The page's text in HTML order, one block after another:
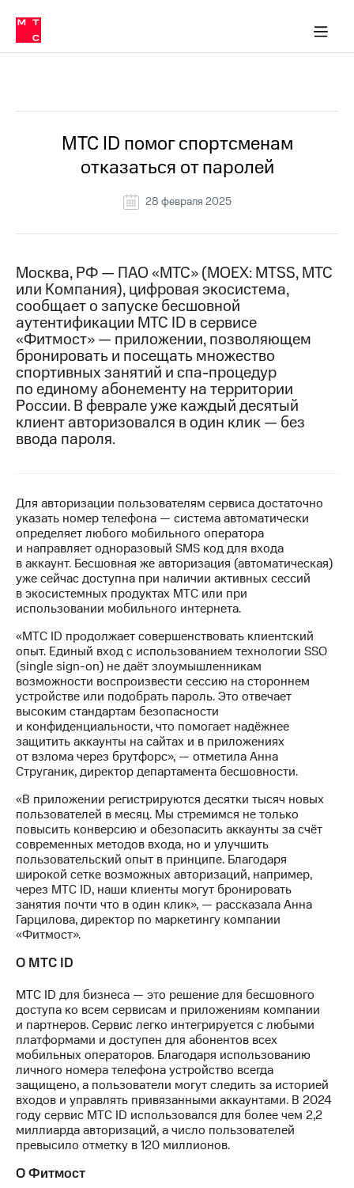
Медиа-центр
и акционерам
Устойчивое развитие
Комплаенс и деловая этика
компании
Карьера
История
компании
Руководство
Контакты
Медиа-центр
Пресс-
релизы
МТС
о технологиях
Достижения
отчетность
Контакты
Пригласить
спикера
и акционерам
управление
Корпоративный
секретарь
Раскрытие
информации
Информация
акционерам
Документы
ПАО
Собрания
акционеров
Личный
кабинет
акционера
Акционерный
капитал
Контроль
и
аудит
акций
Описание
Программа
приобретения
Порядок
выкупа
акций
Дивиденды
Рынок
облигаций
Описание
Уведомление
в МТС
Пресс-
релизы
о технологиях
МТС ID помог спортсменам
отказаться от паролей
28 февраля 2025
Москва, РФ — ПАО «МТС» (MOEX: MTSS, МТС
или Компания), цифровая экосистема,
сообщает о запуске бесшовной
аутентификации МТС ID в сервисе
«Фитмост» — приложении, позволяющем
бронировать и посещать множество
спортивных занятий и спа-процедур
по единому абонементу на территории
России. В феврале уже каждый десятый
клиент авторизовался в один клик — без
ввода пароля.
Для авторизации пользователям сервиса достаточно
указать номер телефона — система автоматически
определяет любого мобильного оператора
и направляет одноразовый SMS код для входа
в аккаунт. Бесшовная же авторизация (автоматическая)
уже сейчас доступна при наличии активных сессий
в экосистемных продуктах МТС или при
использовании мобильного интернета.
«МТС ID продолжает совершенствовать клиентский
опыт. Единый вход с использованием технологии SSO
(single sign-on) не даёт злоумышленникам
возможности воспроизвести сессию на стороннем
устройстве или подобрать пароль. Это отвечает
высоким стандартам безопасности
и конфиденциальности, что помогает надёжнее
защитить аккаунты на сайтах и в приложениях
от взлома через брутфорс», — отметила Анна
Струганик, директор департамента бесшовности.
«В приложении регистрируются десятки тысяч новых
пользователей в месяц. Мы стремимся не только
повысить конверсию и обезопасить аккаунты за счёт
современных методов входа, но и улучшить
пользовательский опыт в принципе. Благодаря
широкой сетке возможных авторизаций, например,
через МТС ID, наши клиенты могут бронировать
занятия почти что в один клик», — рассказала Анна
Гарцилова, директор по маркетингу компании
«Фитмост».
О МТС ID
МТС ID для бизнеса — это решение для бесшовного
доступа ко всем сервисам и приложениям компании
и партнеров. Сервис легко интегрируется с любыми
платформами и доступен для абонентов всех
мобильных операторов. Благодаря использованию
личного номера телефона устройство всегда
защищено, а пользователи могут следить за историей
входов и управлять привязанными аккаунтами. В 2024
году сервис МТС ID использовался для более чем 2,2
миллиарда авторизаций, а число пользователей
превысило отметку в 120 миллионов.
О Фитмост